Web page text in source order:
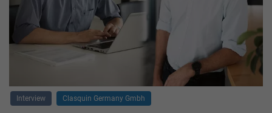
Interview Clasquin Germany Gmbh